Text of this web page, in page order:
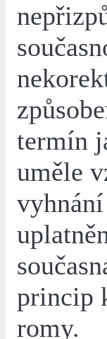
termín
uměle
princip
romy.